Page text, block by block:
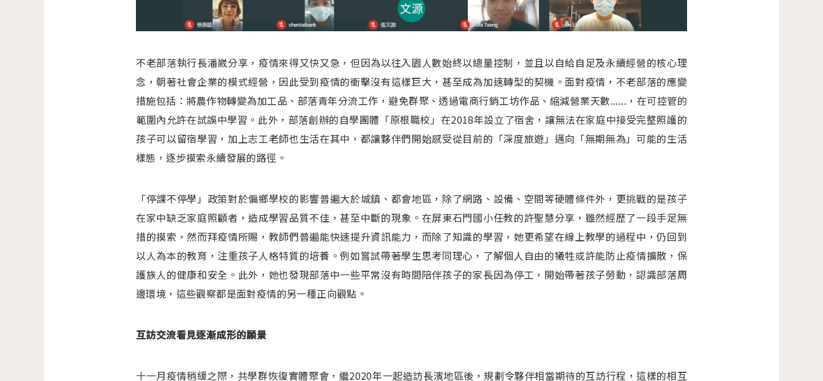
不老部落執行長潘崴分享，疫情來得又快又急，但因為以往入園人數始終以總量控制，並且以自給自足及永續經營的核心理
念，朝著社會企業的模式經營，因此受到疫情的衝擊沒有這樣巨大，甚至成為加速轉型的契機。面對疫情，不老部落的應變
措施包括：將農作物轉變為加工品、部落青年分流工作，避免群聚、透過電商行銷工坊作品、縮減營業天數......，在可控管的
範圍內允許在試誤中學習。此外，部落創辦的自學團體「原根職校」在2018年設立了宿舍，讓無法在家庭中接受完整照護的
孩子可以留宿學習，加上志工老師也生活在其中，都讓夥伴們開始感受從目前的「深度旅遊」邁向「無期無為」可能的生活
樣態，逐步摸索永續發展的路徑。
「停課不停學」政策對於偏鄉學校的影響普遍大於城鎮、都會地區，除了網路、設備、空間等硬體條件外，更挑戰的是孩子
在家中缺乏家庭照顧者，造成學習品質不佳，甚至中斷的現象。在屏東石門國小任教的許聖慧分享，雖然經歷了一段手足無
措的摸索，然而拜疫情所賜，教師們普遍能快速提升資訊能力，而除了知識的學習，她更希望在線上教學的過程中，仍回到
以人為本的教育，注重孩子人格特質的培養。例如嘗試帶著學生思考同理心，了解個人自由的犧牲或許能防止疫情擴散，保
護族人的健康和安全。此外，她也發現部落中一些平常沒有時間陪伴孩子的家長因為停工，開始帶著孩子勞動，認識部落周
邊環境，這些觀察都是面對疫情的另一種正向觀點。
互訪交流看見逐漸成形的願景
十一月疫情稍緩之際，共學群恢復實體聚會，繼2020年一起造訪長濱地區後，規劃令夥伴相當期待的互訪行程，這樣的相互